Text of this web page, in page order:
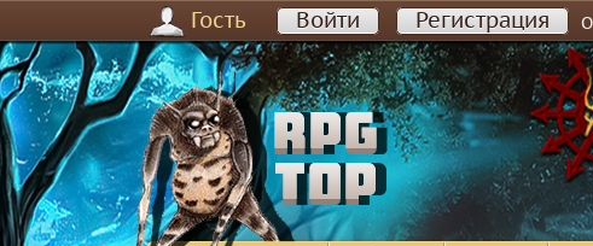
Гость Войти Регистрация